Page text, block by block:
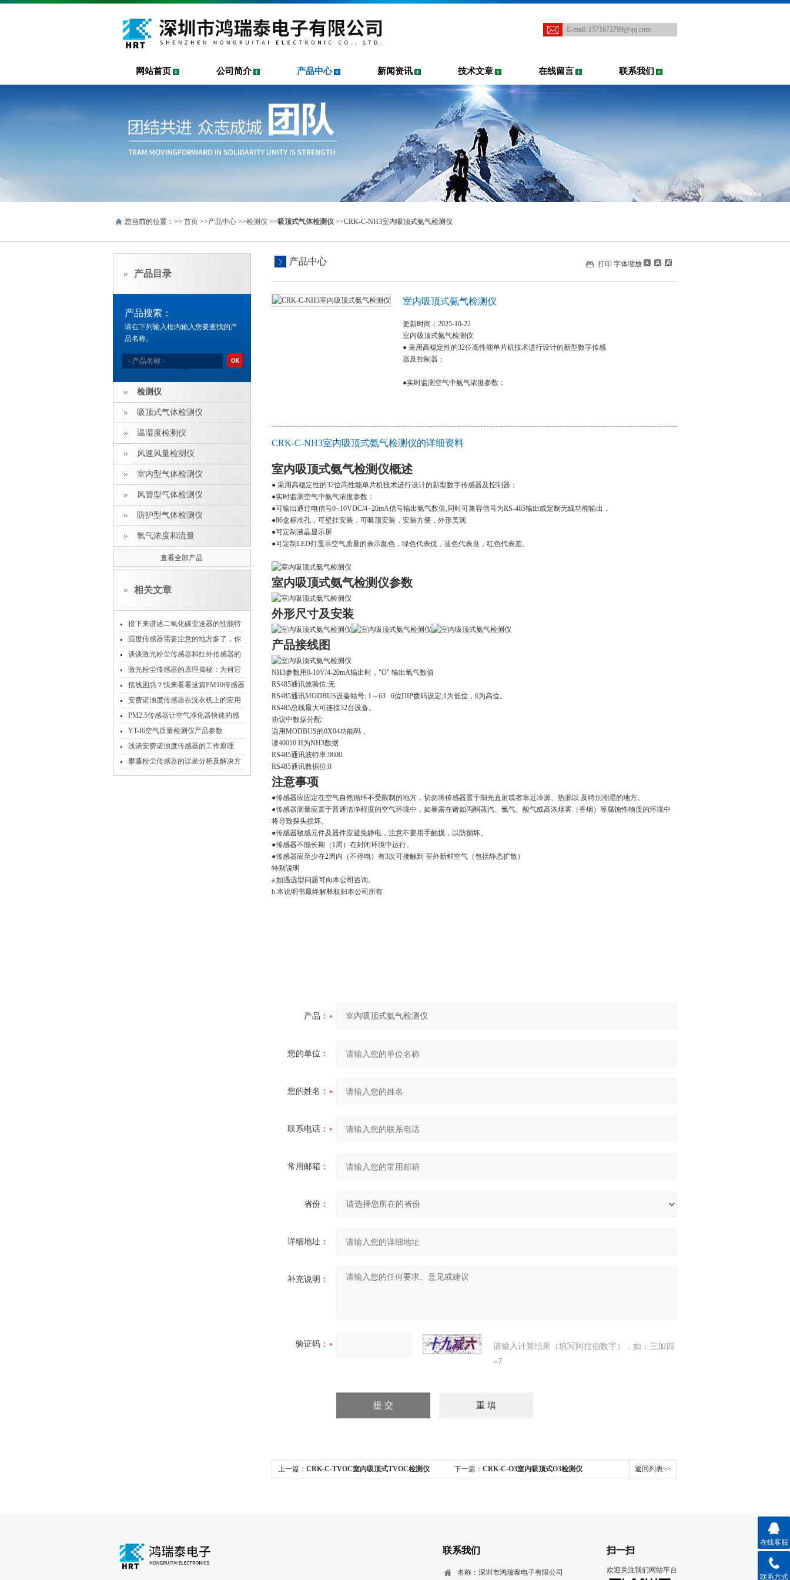
E-mail: 1571672799@qq.com
网站首页 公司简介 产品中心 新闻资讯 技术文章 在线留言 联系我们
您当前的位置：>> 首页 >>产品中心 >>检测仪 >>吸顶式气体检测仪 >>CRK-C-NH3室内吸顶式氨气检测仪
产品目录
产品搜索：
请在下列输入框内输入您要查找的产
品名称。
检测仪
吸顶式气体检测仪
温湿度检测仪
风速风量检测仪
室内型气体检测仪
风管型气体检测仪
防护型气体检测仪
氧气浓度和流量
查看全部产品
相关文章
接下来讲述二氧化碳变送器的性能特
点
湿度传感器需要注意的地方多了，你
记住了吗？
谈谈激光粉尘传感器和红外传感器的
区别在哪里？
激光粉尘传感器的原理揭秘：为何它
更精准？
接线困惑？快来看看这篇PM10传感器
接线指南
安费诺浊度传感器在洗衣机上的应用
及注意事项
PM2.5传感器让空气净化器快速的感
知空气质量变化
YT-I6空气质量检测仪产品参数
浅谈安费诺浊度传感器的工作原理
攀藤粉尘传感器的误差分析及解决方
法
产品中心 打印 字体缩放
室内吸顶式氨气检测仪
更新时间：2025-10-22
室内吸顶式氨气检测仪
● 采用高稳定性的32位高性能单片机技术进行设计的新型数字传感
器及控制器；
●实时监测空气中氨气浓度参数；
CRK-C-NH3室内吸顶式氨气检测仪的详细资料
室内吸顶式氨气检测仪概述
● 采用高稳定性的32位高性能单片机技术进行设计的新型数字传感器及控制器；
●实时监测空气中氨气浓度参数；
●可输出通过电信号0~10VDC/4~20mA信号输出氨气数值,同时可兼容信号为RS-485输出或定制无线功能输出，
●86盒标准孔，可壁挂安装，可吸顶安装，安装方便，外形美观
●可定制液晶显示屏
●可定制LED灯显示空气质量的表示颜色，绿色代表优，蓝色代表良，红色代表差。
室内吸顶式氨气检测仪参数
外形尺寸及安装
产品接线图
NH3参数用0-10V/4-20mA输出时，"O" 输出氧气数值
RS485通讯效验位:无
RS485通讯MODBUS设备站号: 1～63 6位DIP拨码设定,1为低位，6为高位。
RS485总线最大可连接32台设备。
协议中数据分配:
适用MODBUS的0X04功能码，
读40010 H为NH3数据
RS485通讯波特率:9600
RS485通讯数据位:8
注意事项
●传感器应固定在空气自然循环不受限制的地方，切勿将传感器置于阳光直射或者靠近冷源、热源以 及特别潮湿的地方。
●传感器测量应置于普通洁净程度的空气环境中，如暴露在诸如丙酮蒸汽、氯气、酸气或高浓烟雾（香烟）等腐蚀性物质的环境中
将导致探头损坏。
●传感器敏感元件及器件应避免静电，注意不要用手触摸，以防损坏。
●传感器不能长期（1周）在封闭环境中运行。
●传感器应至少在2周内（不停电）有3次可接触到 室外新鲜空气（包括静态扩散）
特别说明
a.如遇选型问题可向本公司咨询。
b.本说明书最终解释权归本公司所有
产品：
您的单位：
您的姓名：
联系电话：
常用邮箱：
省份：
详细地址：
补充说明：
验证码：
请输入计算结果（填写阿拉伯数字），如：三加四
=7
上一篇： CRK-C-TVOC室内吸顶式TVOC检测仪 下一篇： CRK-C-O3室内吸顶式O3检测仪 返回列表>>
扫一扫
欢迎关注我们网站平台
联系我们
名称：深圳市鸿瑞泰电子有限公司
在线客服
联系方式